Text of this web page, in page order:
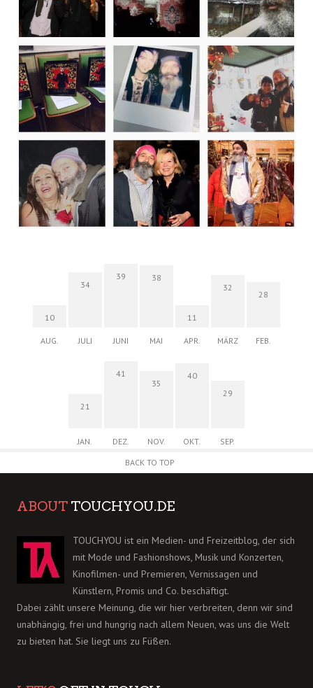
10
AUG.
34
JULI
39
JUNI
38
MAI
11
APR.
32
MÄRZ
28
FEB.
21
JAN.
41
DEZ.
35
NOV.
40
OKT.
29
SEP.
BACK TO TOP
ABOUT TOUCHYOU.DE
TOUCHYOU ist ein Medien- und Freizeitblog, der sich
mit Mode und Fashionshows, Musik und Konzerten,
Kinofilmen- und Premieren, Vernissagen und
Künstlern, Promis und Co. beschäftigt.
Dabei zählt unsere Meinung, die wir hier verbreiten, denn wir sind
unabhängig, frei und hungrig nach allem Neuen, was uns die Welt
zu bieten hat. Sie liegt uns zu Füßen.